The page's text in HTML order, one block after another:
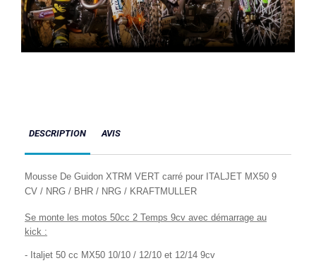
DESCRIPTION AVIS
Mousse De Guidon XTRM VERT carré pour ITALJET MX50 9
CV / NRG / BHR / NRG / KRAFTMULLER
Se monte les motos 50cc 2 Temps 9cv avec démarrage au
kick :
- Italjet 50 cc MX50 10/10 / 12/10 et 12/14 9cv